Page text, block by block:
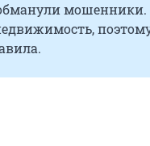
мошенники.